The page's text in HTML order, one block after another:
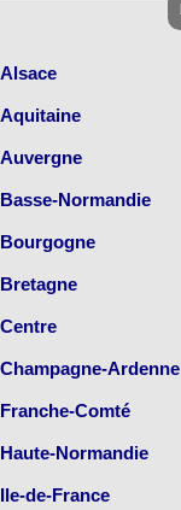
Alsace
Aquitaine
Auvergne
Basse-Normandie
Bourgogne
Bretagne
Centre
Champagne-Ardenne
Franche-Comté
Haute-Normandie
Ile-de-France